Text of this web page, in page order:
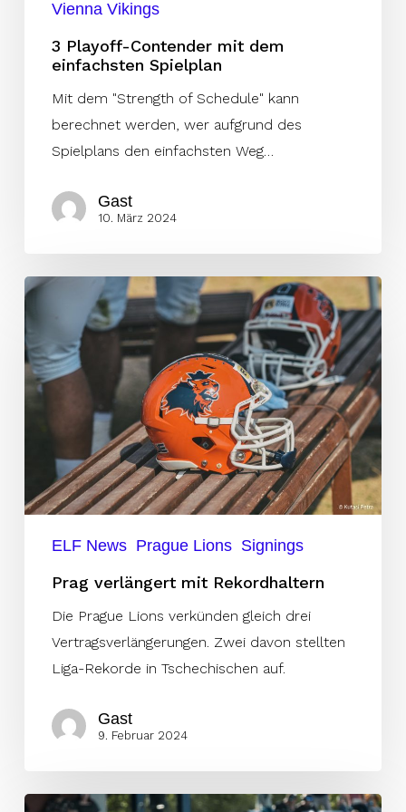
Vienna Vikings
3 Playoff-Contender mit dem
einfachsten Spielplan
Mit dem "Strength of Schedule" kann
berechnet werden, wer aufgrund des
Spielplans den einfachsten Weg…
Gast
10. März 2024
Prag
verlängert
mit
Rekordhaltern
ELF News Prague Lions Signings
Prag verlängert mit Rekordhaltern
Die Prague Lions verkünden gleich drei
Vertragsverlängerungen. Zwei davon stellten
Liga-Rekorde in Tschechischen auf.
Gast
9. Februar 2024
Wichtige